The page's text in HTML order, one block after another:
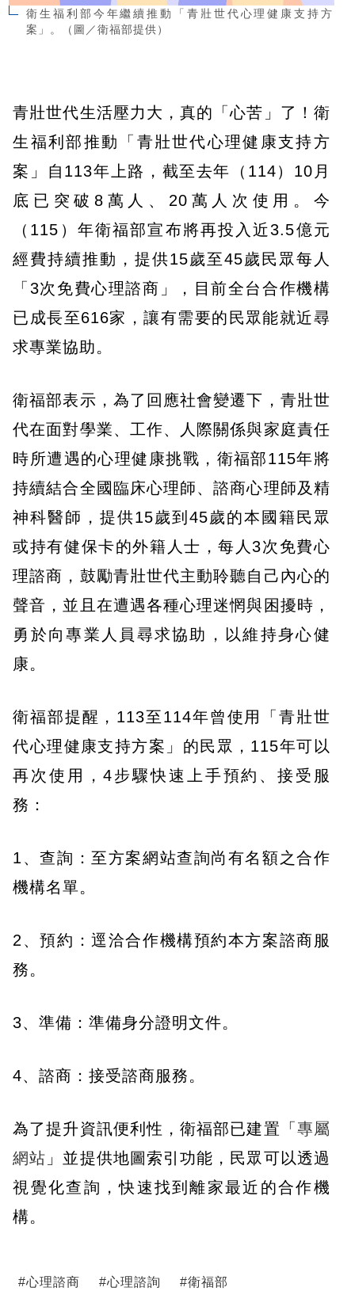
衛生福利部今年繼續推動「青壯世代心理健康支持方
案」。（圖／衛福部提供）
青壯世代生活壓力大，真的「心苦」了！衛
生福利部推動「青壯世代心理健康支持方
案」自113年上路，截至去年（114）10月
底已突破8萬人、20萬人次使用。今
（115）年衛福部宣布將再投入近3.5億元
經費持續推動，提供15歲至45歲民眾每人
「3次免費心理諮商」，目前全台合作機構
已成長至616家，讓有需要的民眾能就近尋
求專業協助。
衛福部表示，為了回應社會變遷下，青壯世
代在面對學業、工作、人際關係與家庭責任
時所遭遇的心理健康挑戰，衛福部115年將
持續結合全國臨床心理師、諮商心理師及精
神科醫師，提供15歲到45歲的本國籍民眾
或持有健保卡的外籍人士，每人3次免費心
理諮商，鼓勵青壯世代主動聆聽自己內心的
聲音，並且在遭遇各種心理迷惘與困擾時，
勇於向專業人員尋求協助，以維持身心健
康。
衛福部提醒，113至114年曾使用「青壯世
代心理健康支持方案」的民眾，115年可以
再次使用，4步驟快速上手預約、接受服
務：
1、查詢：至方案網站查詢尚有名額之合作
機構名單。
2、預約：逕洽合作機構預約本方案諮商服
務。
3、準備：準備身分證明文件。
4、諮商：接受諮商服務。
為了提升資訊便利性，衛福部已建置「 專屬
網站 」並提供地圖索引功能，民眾可以透過
視覺化查詢，快速找到離家最近的合作機
構。
#心理諮商 #心理諮詢 #衛福部